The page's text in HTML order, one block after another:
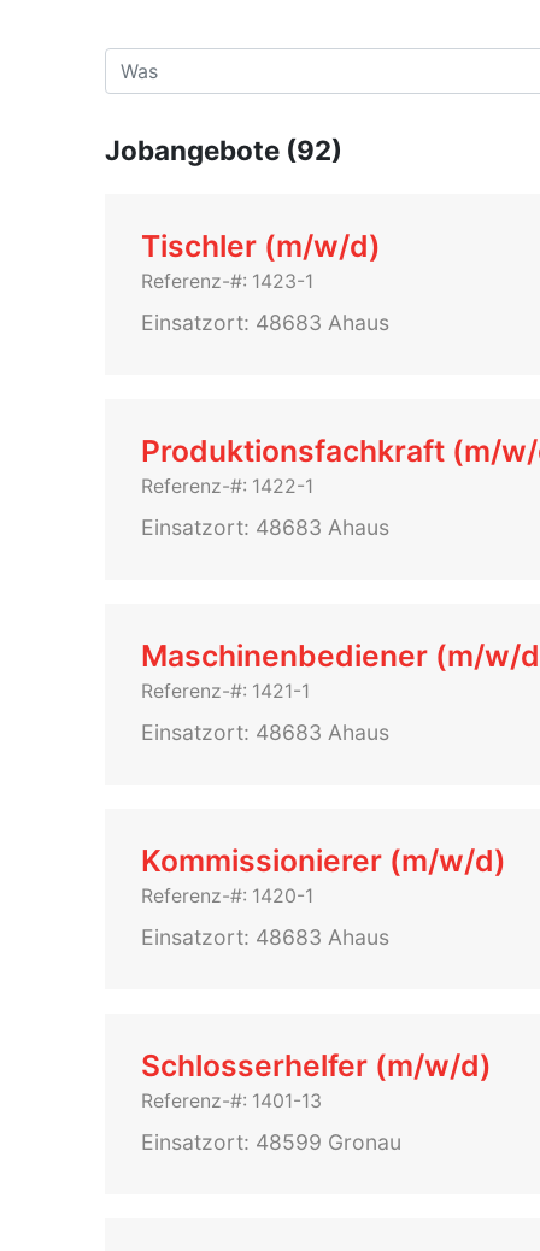
Jobangebote (92)
Tischler (m/w/d)
Referenz-#: 1423-1
Einsatzort: 48683 Ahaus
Produktionsfachkraft (m/
Referenz-#: 1422-1
Einsatzort: 48683 Ahaus
Maschinenbediener (m/w/
Referenz-#: 1421-1
Einsatzort: 48683 Ahaus
Kommissionierer (m/w/d)
Referenz-#: 1420-1
Einsatzort: 48683 Ahaus
Schlosserhelfer (m/w/d)
Referenz-#: 1401-13
Einsatzort: 48599 Gronau